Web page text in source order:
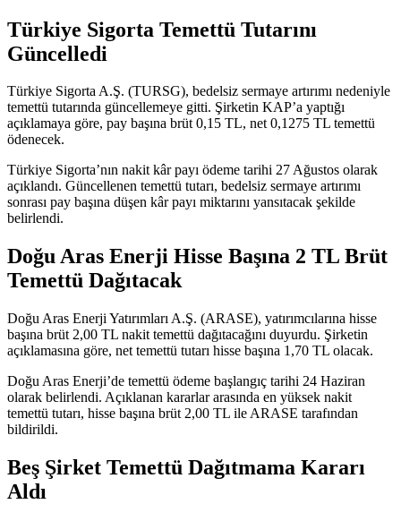
Türkiye Sigorta Temettü Tutarını
Güncelledi
Türkiye Sigorta A.Ş. (TURSG), bedelsiz sermaye artırımı nedeniyle
temettü tutarında güncellemeye gitti. Şirketin KAP’a yaptığı
açıklamaya göre, pay başına brüt 0,15 TL, net 0,1275 TL temettü
ödenecek.
Türkiye Sigorta’nın nakit kâr payı ödeme tarihi 27 Ağustos olarak
açıklandı. Güncellenen temettü tutarı, bedelsiz sermaye artırımı
sonrası pay başına düşen kâr payı miktarını yansıtacak şekilde
belirlendi.
Doğu Aras Enerji Hisse Başına 2 TL Brüt
Temettü Dağıtacak
Doğu Aras Enerji Yatırımları A.Ş. (ARASE), yatırımcılarına hisse
başına brüt 2,00 TL nakit temettü dağıtacağını duyurdu. Şirketin
açıklamasına göre, net temettü tutarı hisse başına 1,70 TL olacak.
Doğu Aras Enerji’de temettü ödeme başlangıç tarihi 24 Haziran
olarak belirlendi. Açıklanan kararlar arasında en yüksek nakit
temettü tutarı, hisse başına brüt 2,00 TL ile ARASE tarafından
bildirildi.
Beş Şirket Temettü Dağıtmama Kararı
Aldı